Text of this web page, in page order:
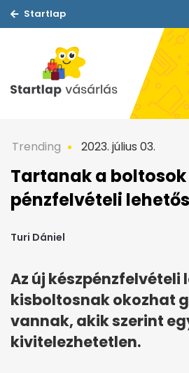
Startlap
Trending 2023. július 03.
Tartanak a boltosok
pénzfelvételi
Turi Dániel
Az új készpénzfelvételi
kisboltosnak okozhat
vannak, akik szerint
kivitelezhetetlen.